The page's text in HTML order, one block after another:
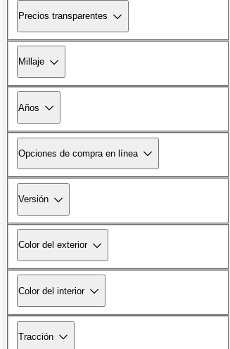
Precios transparentes
Millaje
Años
Opciones de compra en línea
Versión
Color del exterior
Color del interior
Tracción